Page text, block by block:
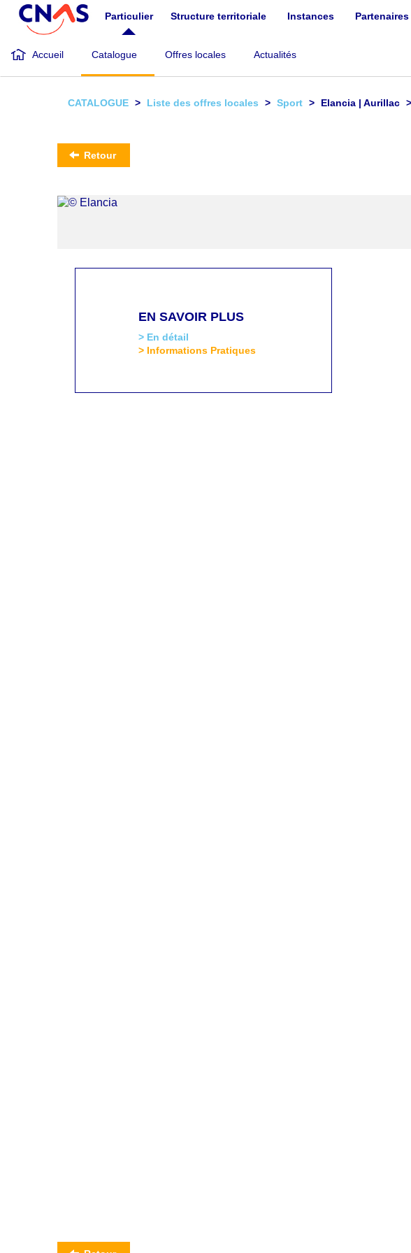
Aller
contenu
principal
Particulier Structure territoriale Instances Partenaires
Accueil Catalogue Offres locales Actualités
CATALOGUE Liste des offres locales Sport Elancia | Aurillac
Retour
EN SAVOIR PLUS
> En détail
> Informations Pratiques